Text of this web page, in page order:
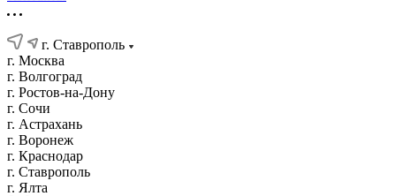
г. Ставрополь
г. Москва
г. Волгоград
г. Ростов-на-Дону
г. Сочи
г. Астрахань
г. Воронеж
г. Краснодар
г. Ставрополь
г. Ялта